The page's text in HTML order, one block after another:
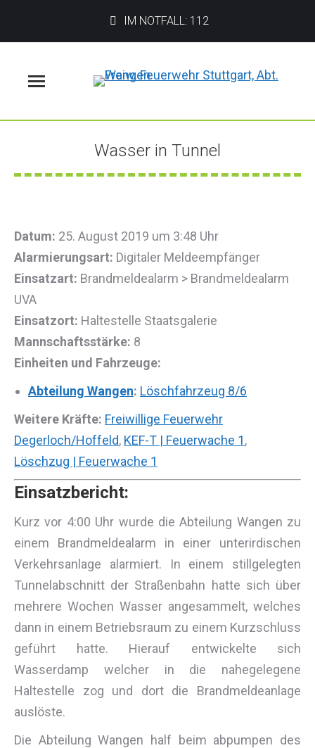
IM NOTFALL: 112
Wasser in Tunnel
Sie befinden sich hier:
Datum: 25. August 2019 um 3:48 Uhr
Alarmierungsart: Digitaler Meldeempfänger
Einsatzart: Brandmeldealarm > Brandmeldealarm
UVA
Einsatzort: Haltestelle Staatsgalerie
Mannschaftsstärke: 8
Einheiten und Fahrzeuge:
Abteilung Wangen: Löschfahrzeug 8/6
Weitere Kräfte: Freiwillige Feuerwehr
Degerloch/Hoffeld, KEF-T | Feuerwache 1,
Löschzug | Feuerwache 1
Einsatzbericht:
Kurz vor 4:00 Uhr wurde die Abteilung Wangen zu
einem Brandmeldealarm in einer unterirdischen
Verkehrsanlage alarmiert. In einem stillgelegten
Tunnelabschnitt der Straßenbahn hatte sich über
mehrere Wochen Wasser angesammelt, welches
dann in einem Betriebsraum zu einem Kurzschluss
geführt hatte. Hierauf entwickelte sich
Wasserdamp welcher in die nahegelegene
Haltestelle zog und dort die Brandmeldeanlage
auslöste.
Die Abteilung Wangen half beim abpumpen des